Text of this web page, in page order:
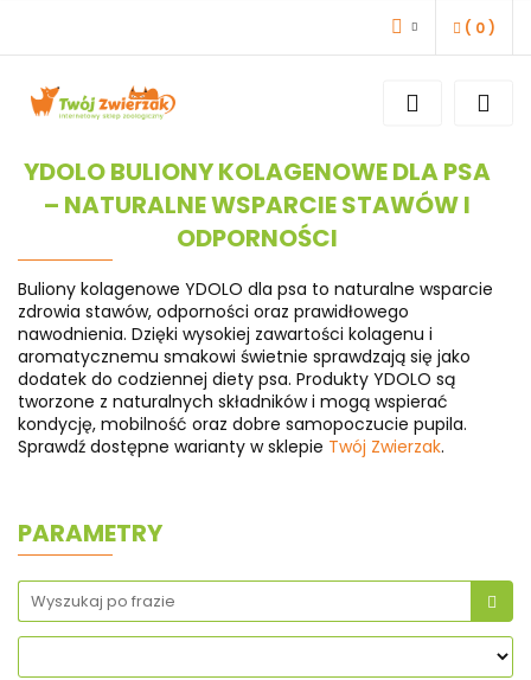
( 0 )
YDOLO BULIONY KOLAGENOWE DLA PSA
– NATURALNE WSPARCIE STAWÓW I
ODPORNOŚCI
Buliony kolagenowe YDOLO dla psa to naturalne wsparcie
zdrowia stawów, odporności oraz prawidłowego
nawodnienia. Dzięki wysokiej zawartości kolagenu i
aromatycznemu smakowi świetnie sprawdzają się jako
dodatek do codziennej diety psa. Produkty YDOLO są
tworzone z naturalnych składników i mogą wspierać
kondycję, mobilność oraz dobre samopoczucie pupila.
Sprawdź dostępne warianty w sklepie Twój Zwierzak.
PARAMETRY